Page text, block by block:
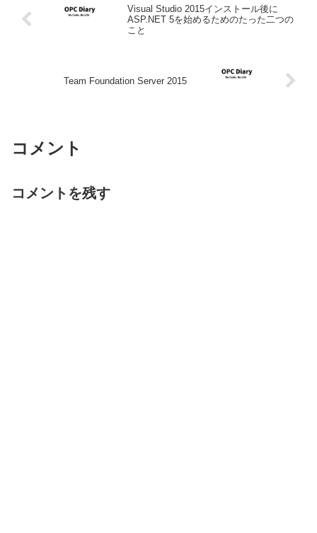
Visual Studio 2015インストール後に
ASP.NET 5を始めるためのたった二つの
こと
Team Foundation Server 2015
コメント
コメントを残す